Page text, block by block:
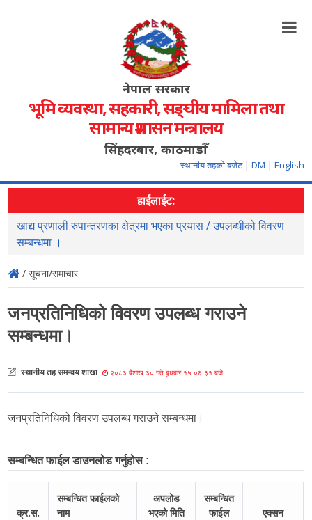
नेपाल सरकार
भूमि व्यवस्था, सहकारी, सङ्‍घीय मामिला तथा
सामान्य प्रशासन मन्त्रालय
सिंहदरबार, काठमाडौँ
स्थानीय तहको बजेट | DM | English
हाईलाईट:
खाद्य प्रणाली रुपान्तरणका क्षेत्रमा भएका प्रयास / उपलब्धीको विवरण
सम्बन्धमा ।
/ सूचना/समाचार
जनप्रतिनिधिको विवरण उपलब्ध गराउने
सम्बन्धमा।
स्थानीय तह समन्वय शाखा २०८३ बैशाख ३० गते बुधबार १५:०६:३१ बजे
जनप्रतिनिधिको विवरण उपलब्ध गराउने सम्बन्धमा।
सम्बन्धित फाईल डाउनलोड गर्नुहोस :
क्र.स.
सम्बन्धित फाईलको
नाम
अपलोड
भएको मिति
सम्बन्धित
फाईल
एक्सन